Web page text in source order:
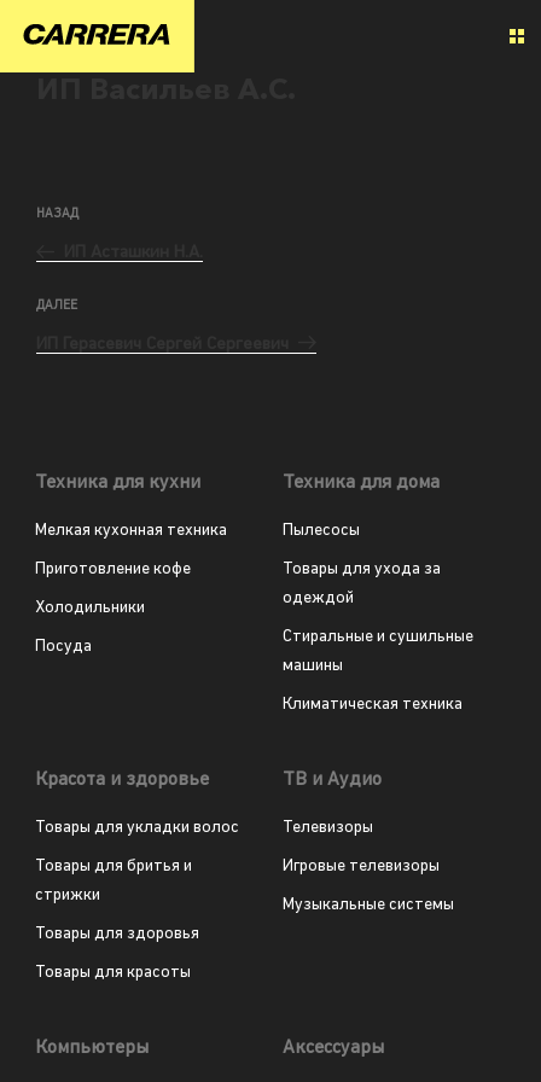
НАЗАД
ДАЛЕЕ
Техника для кухни
Мелкая кухонная техника
Приготовление кофе
Холодильники
Посуда
Техника для дома
Пылесосы
Товары для ухода за
одеждой
Стиральные и сушильные
машины
Климатическая техника
Красота и здоровье
Товары для укладки волос
Товары для бритья и
стрижки
Товары для здоровья
Товары для красоты
ТВ и Аудио
Телевизоры
Игровые телевизоры
Музыкальные системы
Компьютеры Аксессуары